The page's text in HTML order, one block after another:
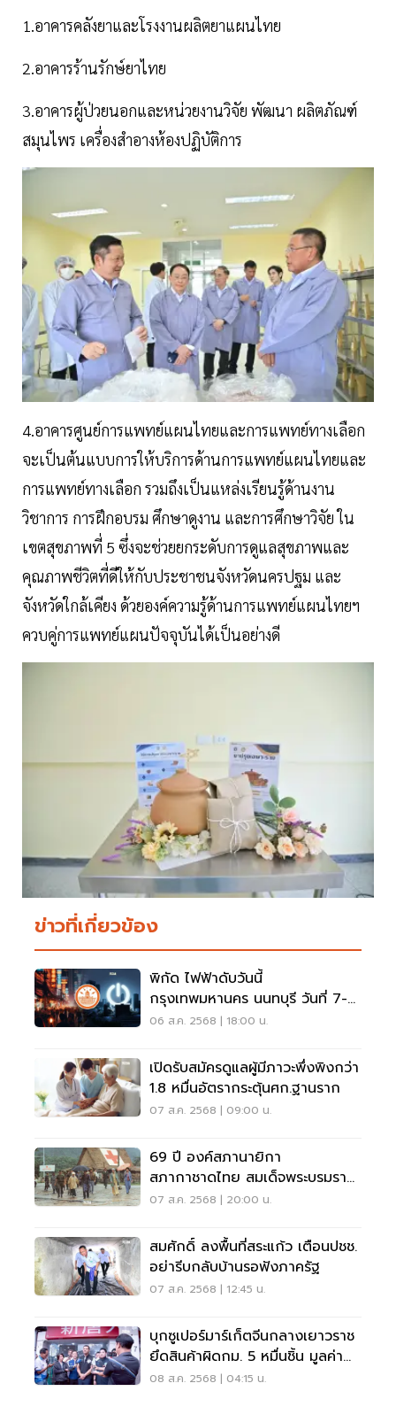
1.อาคารคลังยาและโรงงานผลิตยาแผนไทย
2.อาคารร้านรักษ์ยาไทย
3.อาคารผู้ป่วยนอกและหน่วยงานวิจัย พัฒนา ผลิตภัณฑ์
สมุนไพร เครื่องสำอางห้องปฏิบัติการ
4.อาคารศูนย์การแพทย์แผนไทยและการแพทย์ทางเลือก
จะเป็นต้นแบบการให้บริการด้านการแพทย์แผนไทยและ
การแพทย์ทางเลือก รวมถึงเป็นแหล่งเรียนรู้ด้านงาน
วิชาการ การฝึกอบรม ศึกษาดูงาน และการศึกษาวิจัย ใน
เขตสุขภาพที่ 5 ซึ่งจะช่วยยกระดับการดูแลสุขภาพและ
คุณภาพชีวิตที่ดีให้กับประชาชนจังหวัดนครปฐม และ
จังหวัดใกล้เคียง ด้วยองค์ความรู้ด้านการแพทย์แผนไทยฯ
ควบคู่การแพทย์แผนปัจจุบันได้เป็นอย่างดี
ข่าวที่เกี่ยวข้อง
พิกัด ไฟฟ้าดับวันนี้
กรุงเทพมหานคร นนทบุรี วันที่ 7-8
ส.ค.68
06 ส.ค. 2568 | 18:00 น.
เปิดรับสมัครดูแลผู้มีภาวะพึ่งพิงกว่า
1.8 หมื่นอัตรากระตุ้นศก.ฐานราก
07 ส.ค. 2568 | 09:00 น.
69 ปี องค์สภานายิกา
สภากาชาดไทย สมเด็จพระบรมราช
ชนนีพันปีหลวง
07 ส.ค. 2568 | 20:00 น.
สมศักดิ์ ลงพื้นที่สระแก้ว เตือนปชช.
อย่ารีบกลับบ้านรอฟังภาครัฐ
07 ส.ค. 2568 | 12:45 น.
บุกซูเปอร์มาร์เก็ตจีนกลางเยาวราช
ยึดสินค้าผิดกม. 5 หมื่นชิ้น มูลค่า
10 ล้าน
08 ส.ค. 2568 | 04:15 น.